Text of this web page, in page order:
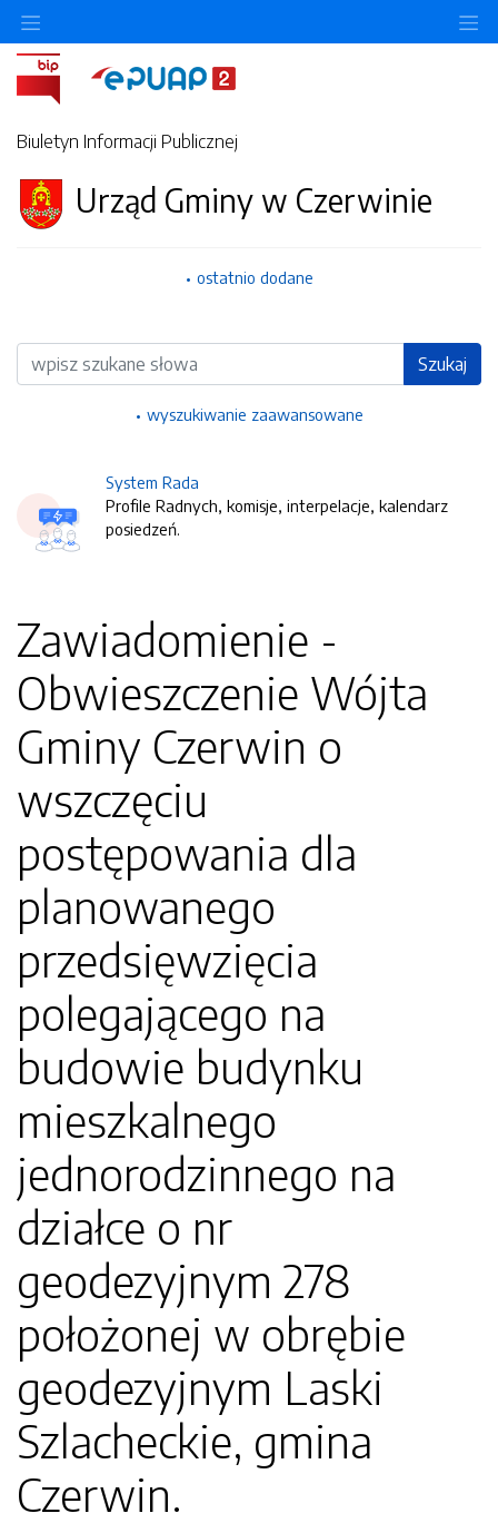
Biuletyn Informacji Publicznej
Urząd Gminy w Czerwinie
ostatnio dodane
Wyszukiwarka Szukaj
wyszukiwanie zaawansowane
System Rada
Profile Radnych, komisje, interpelacje, kalendarz
posiedzeń.
Zawiadomienie -
Obwieszczenie Wójta
Gminy Czerwin o
wszczęciu
postępowania dla
planowanego
przedsięwzięcia
polegającego na
budowie budynku
mieszkalnego
jednorodzinnego na
działce o nr
geodezyjnym 278
położonej w obrębie
geodezyjnym Laski
Szlacheckie, gmina
Czerwin.